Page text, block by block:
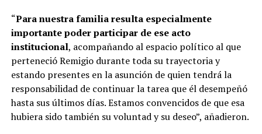
“Para nuestra familia resulta especialmente
importante poder participar de ese acto
institucional, acompañando al espacio político al que
perteneció Remigio durante toda su trayectoria y
estando presentes en la asunción de quien tendrá la
responsabilidad de continuar la tarea que él desempeñó
hasta sus últimos días. Estamos convencidos de que esa
hubiera sido también su voluntad y su deseo”, añadieron.